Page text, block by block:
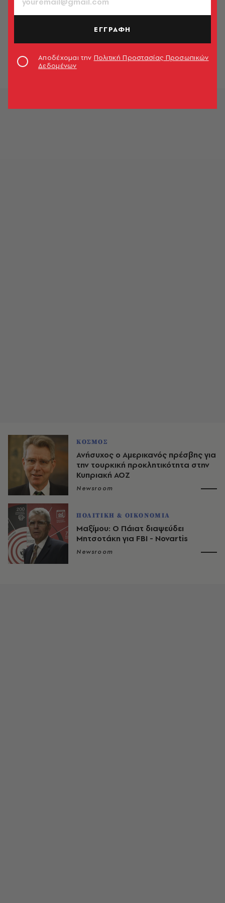
ΠΟΛΙΤΙΚΗ & ΟΙΚΟΝΟΜΙΑ
Ο Αμερικανός πρέσβης επιβεβαιώνει
Newsroom
ΚΟΣΜΟΣ
Ανήσυχος ο Αμερικανός πρέσβης για
την τουρκική προκλητικότητα στην
Κυπριακή ΑΟΖ
Newsroom
ΠΟΛΙΤΙΚΗ & ΟΙΚΟΝΟΜΙΑ
Μαξίμου: Ο Πάιατ διαψεύδει
Μητσοτάκη για FBI - Novartis
Newsroom
ΕΓΓΡΑΦΗ
Αποδέχομαι την Πολιτική Προστασίας Προσωπικών
Δεδομένων